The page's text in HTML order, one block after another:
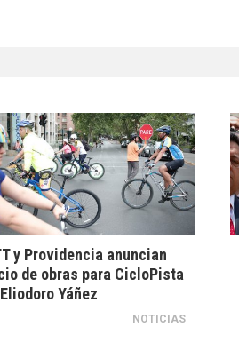
y Providencia anuncian
de obras para CicloPista
Yáñez
NOTICIAS